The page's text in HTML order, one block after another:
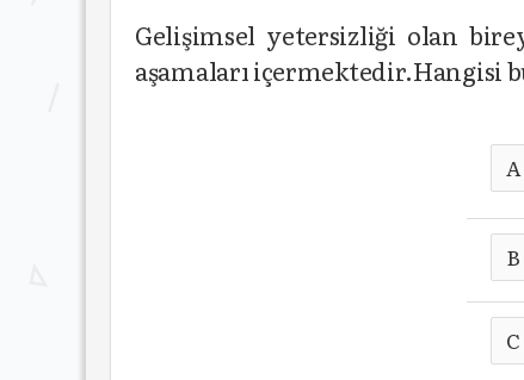
Gelişimsel yetersizliği olan
aşamaları içermektedir.Hangisi
A
B
C